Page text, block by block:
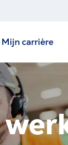
Mijn carrière